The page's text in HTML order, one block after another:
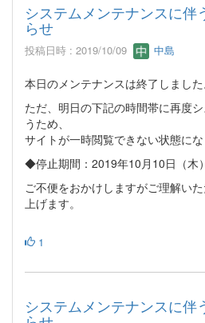
システムメンテナンスに伴
らせ
投稿日時 : 2019/10/09 中島
本日のメンテナンスは終了しました
ただ、明日の下記の時間帯に再度
うため、
サイトが一時閲覧できない状態にな
◆停止期間：2019年10月10日（木
ご不便をおかけしますがご理解い
上げます。
1
システムメンテナンスに伴